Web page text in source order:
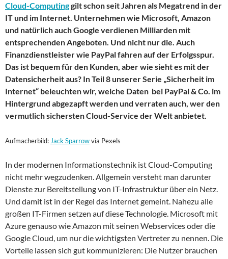
Cloud-Computinggilt schon seit Jahren als Megatrend in der
IT und im Internet. Unternehmen wie Microsoft, Amazon
und natürlich auch Google verdienen Milliarden mit
entsprechenden Angeboten. Und nicht nur die. Auch
Finanzdienstleister wie PayPal fahren auf der Erfolgsspur.
Das ist bequem für den Kunden, aber wie sieht es mit der
Datensicherheit aus? In Teil 8 unserer Serie „Sicherheit im
Internet“ beleuchten wir, welche Daten bei PayPal & Co. im
Hintergrund abgezapft werden und verraten auch, wer den
vermutlich sichersten Cloud-Service der Welt anbietet.
Aufmacherbild: Jack Sparrowvia Pexels
In der modernen Informationstechnik ist Cloud-Computing
nicht mehr wegzudenken. Allgemein versteht man darunter
Dienste zur Bereitstellung von IT-Infrastruktur über ein Netz.
Und damit ist in der Regel das Internet gemeint. Nahezu alle
großen IT-Firmen setzen auf diese Technologie. Microsoft mit
Azure genauso wie Amazon mit seinen Webservices oder die
Google Cloud, um nur die wichtigsten Vertreter zu nennen. Die
Vorteile lassen sich gut kommunizieren: Die Nutzer brauchen